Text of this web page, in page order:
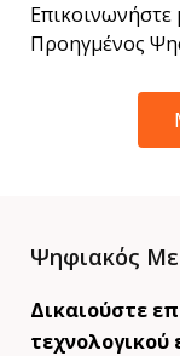
Επικοινωνήστε
Προηγμένος
Ψηφιακός
Δικαιούστε
τεχνολογικού